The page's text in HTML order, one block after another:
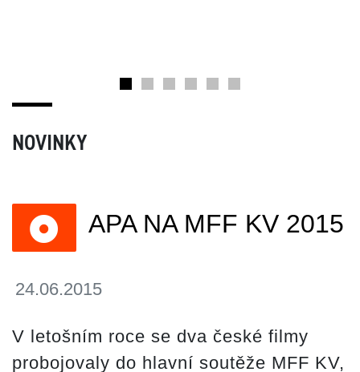
NOVINKY
APA NA MFF KV 2015
24.06.2015
V letošním roce se dva české filmy
probojovaly do hlavní soutěže MFF KV,